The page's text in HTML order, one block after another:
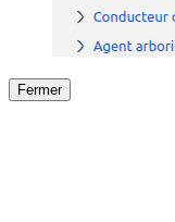
Fermer